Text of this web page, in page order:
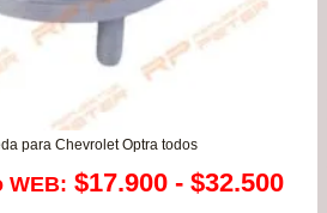
para Chevrolet Optra todos
WEB: $17.900 - $32.500